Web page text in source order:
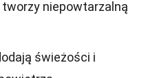
niepowtarzalną
świeżości i